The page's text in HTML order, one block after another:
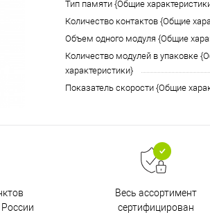
Тип памяти {Общие
Количество контактов {Общие
Объем одного модуля {Общие
Количество модулей в упаковке
характеристики}
Показатель скорости {Общие
Весь ассортимент
сертифицирован